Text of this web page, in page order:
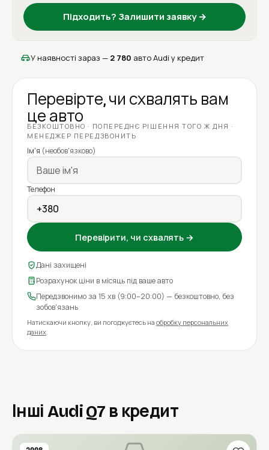
Підходить? Залишити заявку →
У наявності зараз — 2 780 авто Audi у кредит
Перевірте, чи схвалять вам
це авто
БЕЗКОШТОВНО · ПОПЕРЕДНЄ РІШЕННЯ ТОГО Ж ДНЯ ·
МЕНЕДЖЕР ПЕРЕДЗВОНИТЬ
Ім'я (необов'язково)
Телефон
Перевірити, чи схвалять →
Дані захищені
Розрахунок ціни в місяць під ваше авто
Передзвонимо за 15 хв (9:00–20:00) — безкоштовно, без
зобов'язань
Натискаючи кнопку, ви погоджуєтесь на обробку персональних
даних.
Інші Audi Q7 в кредит